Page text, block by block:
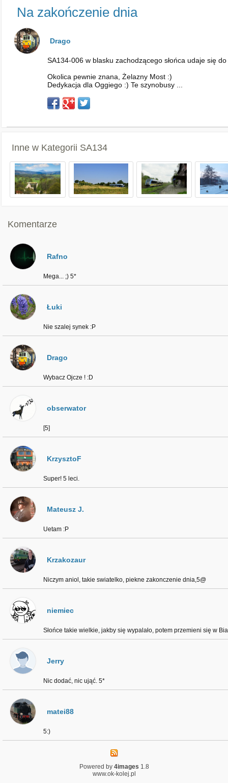
Na zakończenie dnia
Drago
SA134-006 w blasku zachodzącego słońca udaje się
Okolica pewnie znana, Żelazny Most :)
Dedykacja dla Oggiego :) Te szynobusy ...
Inne w Kategorii SA134
Komentarze
Rafno
Mega... ;) 5*
Łuki
Nie szalej synek :P
Drago
Wybacz Ojcze ! :D
obserwator
[5]
KrzysztoF
Super! 5 leci.
Mateusz J.
Uetam :P
Krzakozaur
Niczym aniol, takie swiatelko, piekne zakonczenie dnia,5@
niemiec
Słońce takie wielkie, jakby się wypalało, potem przemieni się w
Jerry
Nic dodać, nic ująć. 5*
matei88
5:)
Powered by 4images 1.8
www.ok-kolej.pl